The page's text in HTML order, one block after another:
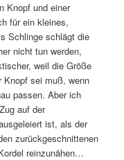
Knopf und einer
für ein kleines,
Schlinge schlägt die
nicht tun werden,
weil die Größe
Knopf sei muß, wenn
passen. Aber ich
auf der
ist, als der
zurückgeschnittenen
reinzunähen…